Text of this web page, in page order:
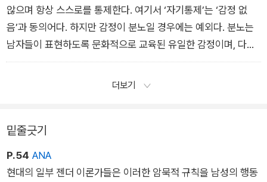
않으며 항상 스스로를 통제한다. 여기서 ‘자기통제’는 ‘감정 없
음’과 동의어다. 하지만 감정이 분노일 경우에는 예외다. 분노는
남자들이 표현하도록 문화적으로 교육된 유일한 감정이며, 다른
모든 감정이 모아지는 ‘깔때기’이자 방출 밸브와 같다. 우리는 빈
정거리는 말투로 많이들 이렇게 말한다. 남자는 바비큐를 구울 때
「3장 살가운 (혹은 살 섞는) 친구들」에서
더보기
밑줄긋기
P.54 ANA
현대의 일부 젠더 이론가들은 이러한 암묵적 규칙을 남성의 행동